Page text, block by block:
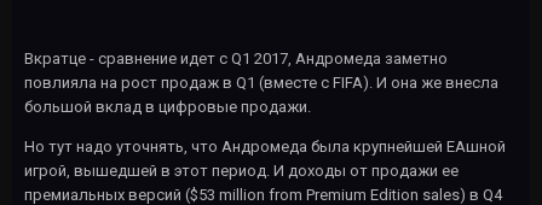
Вкратце - сравнение идет с Q1 2017, Андромеда заметно
повлияла на рост продаж в Q1 (вместе с FIFA). И она же внесла
большой вклад в цифровые продажи.
Но тут надо уточнять, что Андромеда была крупнейшей ЕАшной
игрой, вышедшей в этот период. И доходы от продажи ее
премиальных версий ($53 million from Premium Edition sales) в Q4